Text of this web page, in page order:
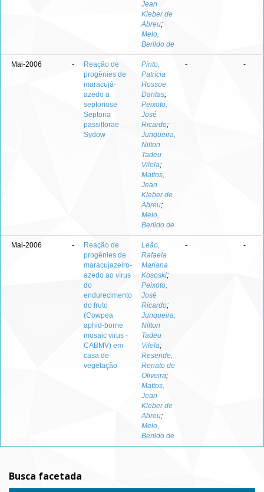
Jean
Kleber de
Abreu;
Melo,
Berildo de
Mai-2006 -
Reação de
progênies de
maracujá-
azedo a
septoriose
Septoria
passiflorae
Sydow
Pinto,
Patrícia
Hossoe
Dantas;
Peixoto,
José
Ricardo;
Junqueira,
Nilton
Tadeu
Vilela;
Mattos,
Jean
Kleber de
Abreu;
Melo,
Berildo de
- -
Mai-2006 -
Reação de
progênies de
maracujazeiro-
azedo ao vírus
do
endurecimento
do fruto
(Cowpea
aphid-borne
mosaic virus -
CABMV) em
casa de
vegetação
Leão,
Rafaela
Mariana
Kososki;
Peixoto,
José
Ricardo;
Junqueira,
Nilton
Tadeu
Vilela;
Resende,
Renato de
Oliveira;
Mattos,
Jean
Kleber de
Abreu;
Melo,
Berildo de
- -
Busca facetada